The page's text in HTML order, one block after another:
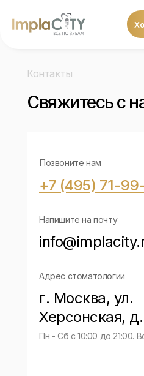
Контакты
Свяжитесь с
Позвоните нам
+7 (495) 71-
Напишите на почту
Адрес стоматологии
Пн - Сб с 10:00 до 21:00.
г. Москва, ул.
Херсонская, д.